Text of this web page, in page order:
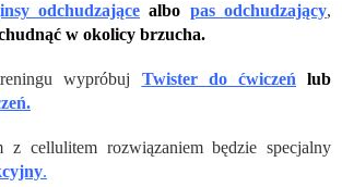
odchudzające albo pas odchudzający,
w okolicy brzucha.
wypróbuj Twister do ćwiczeń
lub
z cellulitem rozwiązaniem będzie specjalny
.